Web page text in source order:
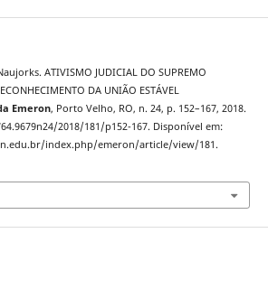
ATIVISMO JUDICIAL DO SUPREMO
DA UNIÃO ESTÁVEL
Emeron, Porto Velho, RO, n. 24, p. 152–167, 2018.
2018/181/p152-167. Disponível em:
index.php/emeron/article/view/181.